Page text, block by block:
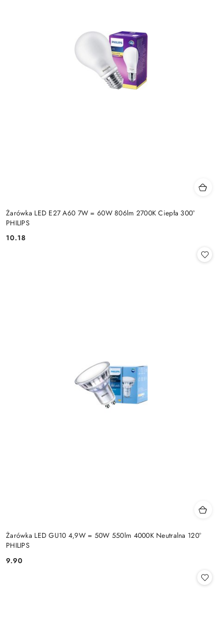
Żarówka LED E27 A60 7W = 60W 806lm 2700K Ciepła 300°
PHILIPS
Cena:
10.18
Żarówka LED GU10 4,9W = 50W 550lm 4000K Neutralna 120°
PHILIPS
Cena:
9.90